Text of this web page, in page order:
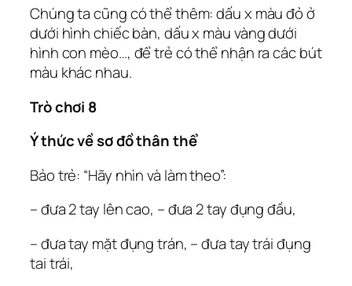
Chúng ta cũng có thể thêm: dấu x màu đỏ ở
dưới hình chiếc bàn, dấu x màu vàng dưới
hình con mèo…, để trẻ có thể nhận ra các bút
màu khác nhau.
Trò chơi 8
Ý thức về sơ đồ thân thể
Bảo trẻ: “Hãy nhìn và làm theo”:
– đưa 2 tay lên cao, – đưa 2 tay đụng đầu,
– đưa tay mặt đụng trán, – đưa tay trái đụng
tai trái,